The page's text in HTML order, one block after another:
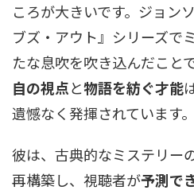
ころが大きいです。ジョン
ブズ・アウト』シリーズで
たな息吹を吹き込んだこと
自の視点と物語を紡ぐ才能
遺憾なく発揮されています。
彼は、古典的なミステリー
再構築し、視聴者が予測で